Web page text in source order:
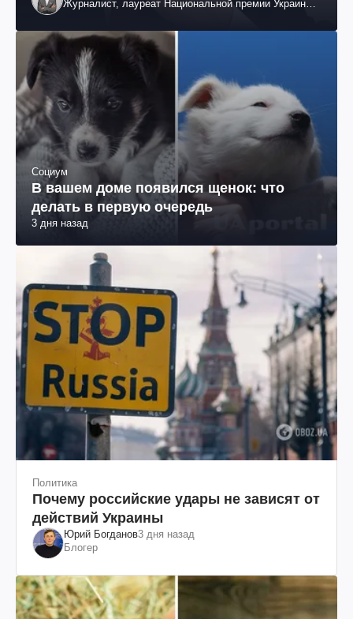
Журналист, лауреат Национальной премии Украины
Социум
В вашем доме появился щенок: что
делать в первую очередь
3 дня назад
Политика
Почему российские удары не зависят от
действий Украины
Юрий Богданов3 дня назад
Блогер